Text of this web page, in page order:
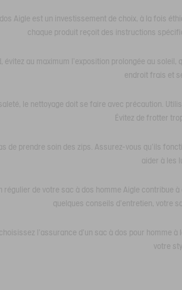
dos Aigle est un investissement de choix, à la fois
chaque produit reçoit des instructions
évitez au maximum l'exposition prolongée au
endroit frais et
le nettoyage doit se faire avec précaution.
Évitez de frotter
de prendre soin des zips. Assurez-vous qu'ils
aider à les
régulier de votre sac à dos homme Aigle
quelques conseils d'entretien, votre
l’assurance d’un sac à dos pour homme
votre